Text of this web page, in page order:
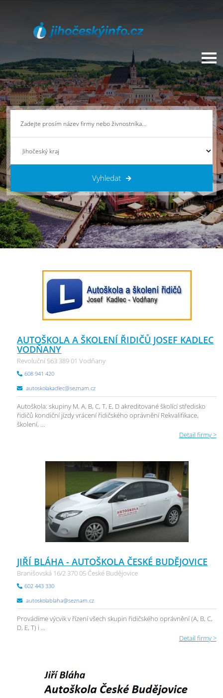
Vyhledat
AUTOŠKOLA A ŠKOLENÍ ŘIDIČŮ JOSEF KADLEC
VODŇANY
Revoluční 563 389 01 Vodňany
608 941 420
autoskolakadlec@seznam.cz
Autoškola: skupiny M, A, B, C, T, E, D akreditované školící středisko
řidičů kondiční jízdy vrácení řidičského oprávnění Rekvalifikace,
školení, ...
Detail firmy >
JIŘÍ BLÁHA - AUTOŠKOLA ČESKÉ BUDĚJOVICE
Branišovská 16/2 370 05 České Budějovice
602 443 330
autoskolablaha@seznam.cz
Provádíme výcvik v řízení všech skupin řidičského oprávnění (A, B, C,
D, E, T) i ...
Detail firmy >